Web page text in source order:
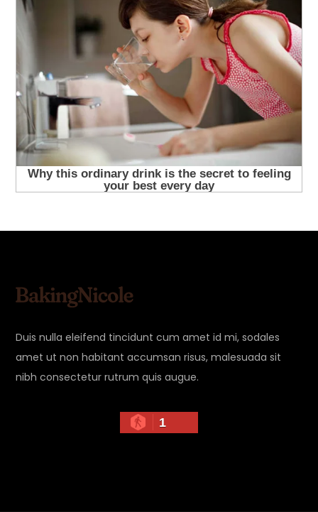
Duis nulla eleifend tincidunt cum amet id mi, sodales
amet ut non habitant accumsan risus, malesuada sit
nibh consectetur rutrum quis augue.
1